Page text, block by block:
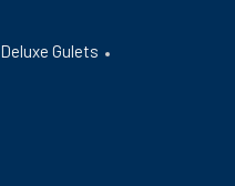
Deluxe Gulets